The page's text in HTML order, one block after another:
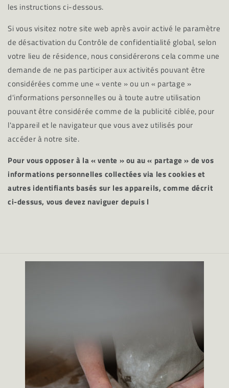
les instructions ci-dessous.
Si vous visitez notre site web après avoir activé le paramètre
de désactivation du Contrôle de confidentialité global, selon
votre lieu de résidence, nous considérerons cela comme une
demande de ne pas participer aux activités pouvant être
considérées comme une « vente » ou un « partage »
d'informations personnelles ou à toute autre utilisation
pouvant être considérée comme de la publicité ciblée, pour
l'appareil et le navigateur que vous avez utilisés pour
accéder à notre site.
Pour vous opposer à la « vente » ou au « partage » de vos
informations personnelles collectées via les cookies et
autres identifiants basés sur les appareils, comme décrit
ci-dessus, vous devez naviguer depuis l